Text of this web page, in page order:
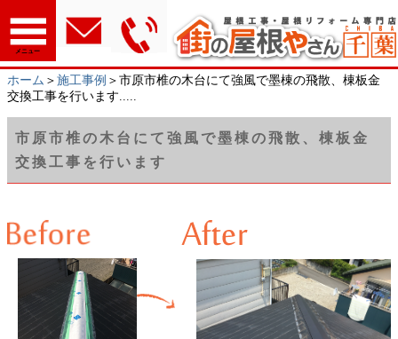
メニュー
ホーム ＞ 施工事例 ＞市原市椎の木台にて強風で墨棟の飛散、棟板金
交換工事を行います.....
市原市椎の木台にて強風で墨棟の飛散、棟板金
交換工事を行います